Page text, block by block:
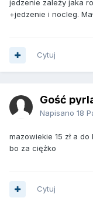
jedzenie zależy jaka
+jedzenie i nocleg.
Cytuj
Gość
Napisano 18
mazowiekie 15 zł a
bo za ciężko
Cytuj